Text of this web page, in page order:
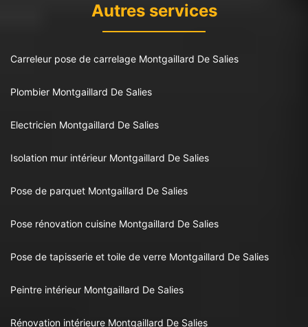
Autres services
Carreleur pose de carrelage Montgaillard De Salies
Plombier Montgaillard De Salies
Electricien Montgaillard De Salies
Isolation mur intérieur Montgaillard De Salies
Pose de parquet Montgaillard De Salies
Pose rénovation cuisine Montgaillard De Salies
Pose de tapisserie et toile de verre Montgaillard De Salies
Peintre intérieur Montgaillard De Salies
Rénovation intérieure Montgaillard De Salies